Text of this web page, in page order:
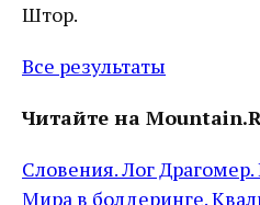
Штор.
Все результаты
Читайте на
Словения. Лог Драгомер.
Мира в болдеринге.